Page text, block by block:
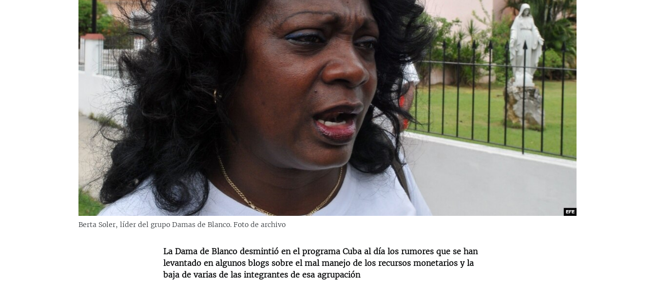
LA REALIDAD DE LA VIVIENDA EN
LOS SANTOS DE HIALEAH
DESINFORMACIÓN RUSA EN
LA INVASIÓN DE RUSIA A UCRANIA
Berta Soler, líder del grupo Damas de Blanco. Foto de archivo
La Dama de Blanco desmintió en el programa Cuba al día los rumores que se han
levantado en algunos blogs sobre el mal manejo de los recursos monetarios y la
baja de varias de las integrantes de esa agrupación